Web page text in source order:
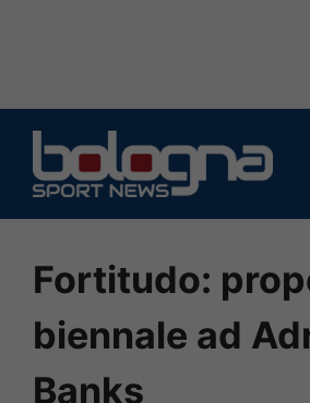
contenuto
Fortitudo:
biennale ad
Banks